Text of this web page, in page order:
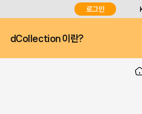
로그인
dCollection 이란?